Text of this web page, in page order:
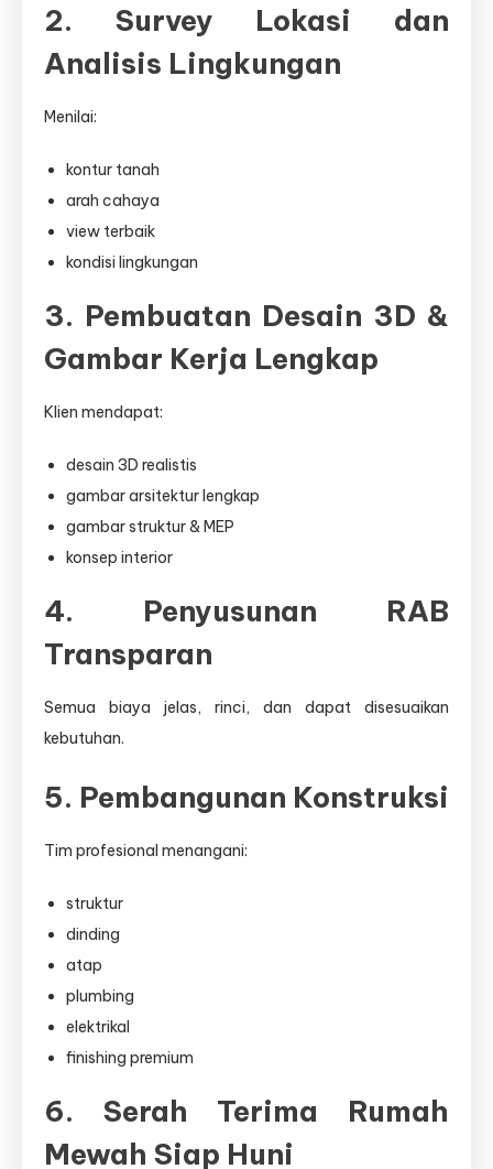
2. Survey Lokasi dan
Analisis Lingkungan
Menilai:
kontur tanah
arah cahaya
view terbaik
kondisi lingkungan
3. Pembuatan Desain 3D &
Gambar Kerja Lengkap
Klien mendapat:
desain 3D realistis
gambar arsitektur lengkap
gambar struktur & MEP
konsep interior
4. Penyusunan RAB
Transparan
Semua biaya jelas, rinci, dan dapat disesuaikan
kebutuhan.
5. Pembangunan Konstruksi
Tim profesional menangani:
struktur
dinding
atap
plumbing
elektrikal
finishing premium
6. Serah Terima Rumah
Mewah Siap Huni